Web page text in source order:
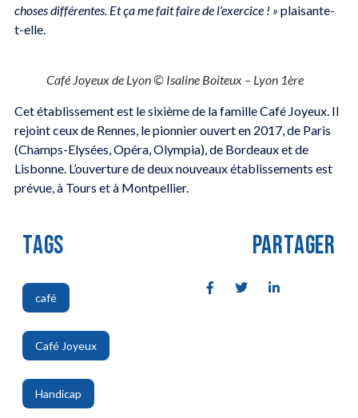
choses différentes. Et ça me fait faire de l’exercice ! » plaisante-
t-elle.
Café Joyeux de Lyon © Isaline Boiteux – Lyon 1ère
Cet établissement est le sixième de la famille Café Joyeux. Il
rejoint ceux de Rennes, le pionnier ouvert en 2017, de Paris
(Champs-Elysées, Opéra, Olympia), de Bordeaux et de
Lisbonne. L’ouverture de deux nouveaux établissements est
prévue, à Tours et à Montpellier.
TAGS
café
,
Café Joyeux
,
Handicap
,
PARTAGER